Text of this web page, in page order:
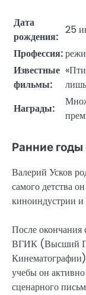
Дата
рождения:
25
Профессия:
Известные
фильмы:
Награды:
Ранние годы
Валерий Усков
самого детства
киноиндустрии и
После
ВГИК (Высший
учебы он
сценарного